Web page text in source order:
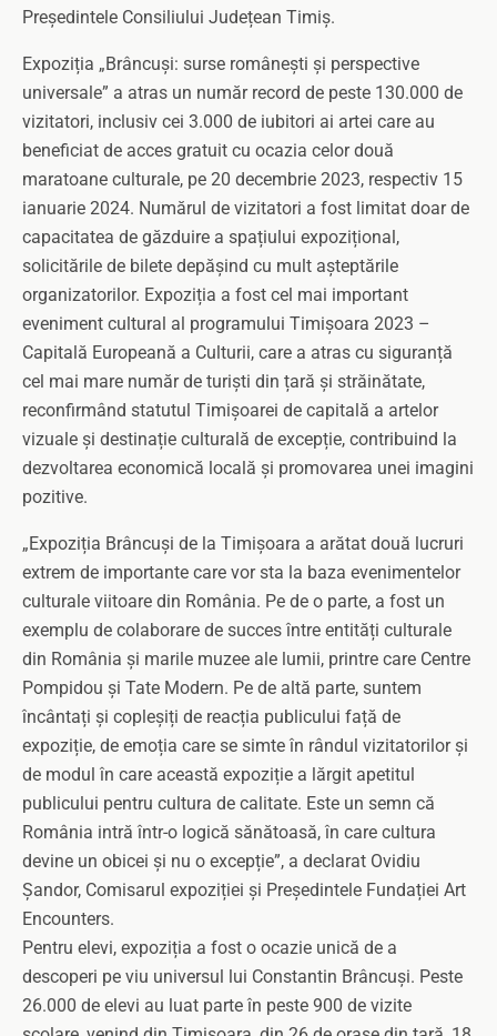
Președintele Consiliului Județean Timiș.
Expoziția „Brâncuși: surse românești și perspective
universale” a atras un număr record de peste 130.000 de
vizitatori, inclusiv cei 3.000 de iubitori ai artei care au
beneficiat de acces gratuit cu ocazia celor două
maratoane culturale, pe 20 decembrie 2023, respectiv 15
ianuarie 2024. Numărul de vizitatori a fost limitat doar de
capacitatea de găzduire a spațiului expozițional,
solicitările de bilete depășind cu mult așteptările
organizatorilor. Expoziția a fost cel mai important
eveniment cultural al programului Timișoara 2023 –
Capitală Europeană a Culturii, care a atras cu siguranță
cel mai mare număr de turiști din țară și străinătate,
reconfirmând statutul Timișoarei de capitală a artelor
vizuale și destinație culturală de excepție, contribuind la
dezvoltarea economică locală și promovarea unei imagini
pozitive.
„Expoziția Brâncuși de la Timișoara a arătat două lucruri
extrem de importante care vor sta la baza evenimentelor
culturale viitoare din România. Pe de o parte, a fost un
exemplu de colaborare de succes între entități culturale
din România și marile muzee ale lumii, printre care Centre
Pompidou și Tate Modern. Pe de altă parte, suntem
încântați și copleșiți de reacția publicului față de
expoziție, de emoția care se simte în rândul vizitatorilor și
de modul în care această expoziție a lărgit apetitul
publicului pentru cultura de calitate. Este un semn că
România intră într-o logică sănătoasă, în care cultura
devine un obicei și nu o excepție”, a declarat Ovidiu
Șandor, Comisarul expoziției și Președintele Fundației Art
Encounters.
Pentru elevi, expoziția a fost o ocazie unică de a
descoperi pe viu universul lui Constantin Brâncuși. Peste
26.000 de elevi au luat parte în peste 900 de vizite